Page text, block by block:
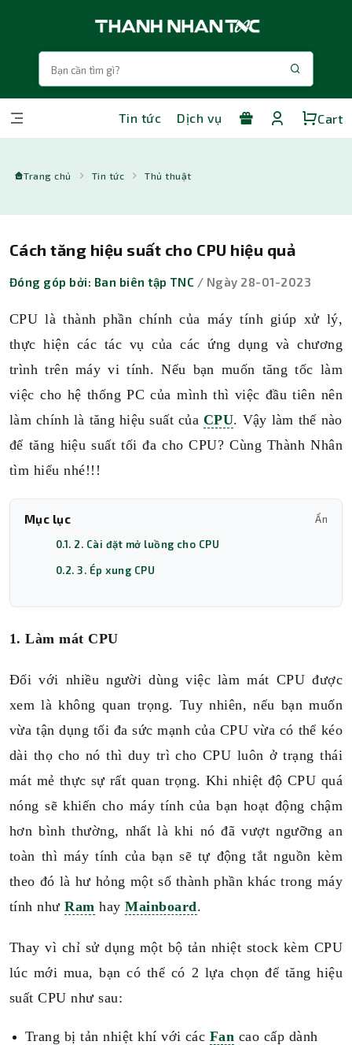
Tin tức Dịch vụ Cart
Trang chủ Tin tức Thủ thuật
Cách tăng hiệu suất cho CPU hiệu quả
Đóng góp bởi: Ban biên tập TNC / Ngày 28-01-2023
CPU là thành phần chính của máy tính giúp xử lý,
thực hiện các tác vụ của các ứng dụng và chương
trình trên máy vi tính. Nếu bạn muốn tăng tốc làm
việc cho hệ thống PC của mình thì việc đầu tiên nên
làm chính là tăng hiệu suất của CPU. Vậy làm thế nào
để tăng hiệu suất tối đa cho CPU? Cùng Thành Nhân
tìm hiểu nhé!!!
Mục lục Ẩn
0.1. 2. Cài đặt mở luồng cho CPU
0.2. 3. Ép xung CPU
1. Làm mát CPU
Đối với nhiều người dùng việc làm mát CPU được
xem là không quan trọng. Tuy nhiên, nếu bạn muốn
vừa tận dụng tối đa sức mạnh của CPU vừa có thể kéo
dài thọ cho nó thì duy trì cho CPU luôn ở trạng thái
mát mẻ thực sự rất quan trọng. Khi nhiệt độ CPU quá
nóng sẽ khiến cho máy tính của bạn hoạt động chậm
hơn bình thường, nhất là khi nó đã vượt ngưỡng an
toàn thì máy tính của bạn sẽ tự động tắt nguồn kèm
theo đó là hư hỏng một số thành phần khác trong máy
tính nhưRam hayMainboard.
Thay vì chỉ sử dụng một bộ tản nhiệt stock kèm CPU
lúc mới mua, bạn có thể có 2 lựa chọn để tăng hiệu
suất CPU như sau:
Trang bị tản nhiệt khí với các Fan cao cấp dành